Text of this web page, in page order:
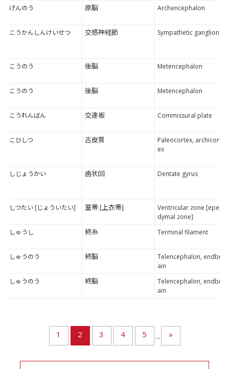
げんのう 原脳 Archencephalon
こうかんしんけいせつ 交感神経節 Sympathetic ganglion
こうのう 後脳 Metencephalon
こうのう 後脳 Metencephalon
こうれんばん 交連板 Commissural plate
こひしつ 古皮質
Paleocortex, archicort
ex
しじょうかい 歯状回 Dentate gyrus
しつたい [じょういたい] 室帯 [上衣帯]
Ventricular zone [epen
dymal zone]
しゅうし
終糸 Terminal filament
しゅうのう 終脳
Telencephalon, endbr
ain
しゅうのう
終脳
Telencephalon, endbr
ain
1 2 3 4 5 ... »